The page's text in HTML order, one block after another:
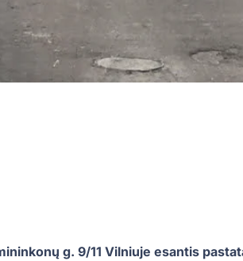
g. 9/11 Vilniuje esantis